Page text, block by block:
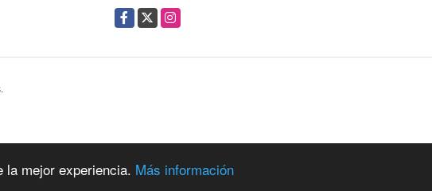
la mejor experiencia. Más información
Facebook
X Instagram